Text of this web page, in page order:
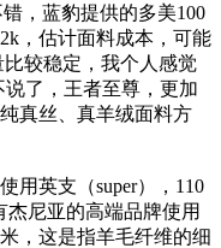
错，蓝豹提供的多美100
，估计面料成本，可能
较稳定，我个人感觉
了，王者至尊，更加
真丝、真羊绒面料方
英支（super），110
杰尼亚的高端品牌使用
，这是指羊毛纤维的细